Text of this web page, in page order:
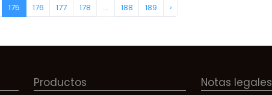
175 176 177 178 ... 188 189 ›
Productos Notas legales